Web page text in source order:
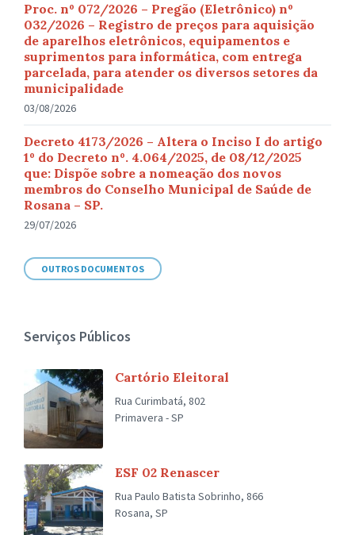
Proc. nº 072/2026 – Pregão (Eletrônico) nº
032/2026 – Registro de preços para aquisição
de aparelhos eletrônicos, equipamentos e
suprimentos para informática, com entrega
parcelada, para atender os diversos setores da
municipalidade
03/08/2026
Decreto 4173/2026 – Altera o Inciso I do artigo
1º do Decreto nº. 4.064/2025, de 08/12/2025
que: Dispõe sobre a nomeação dos novos
membros do Conselho Municipal de Saúde de
Rosana – SP.
29/07/2026
OUTROS DOCUMENTOS
Serviços Públicos
Cartório Eleitoral
Rua Curimbatá, 802
Primavera - SP
ESF 02 Renascer
Rua Paulo Batista Sobrinho, 866
Rosana, SP